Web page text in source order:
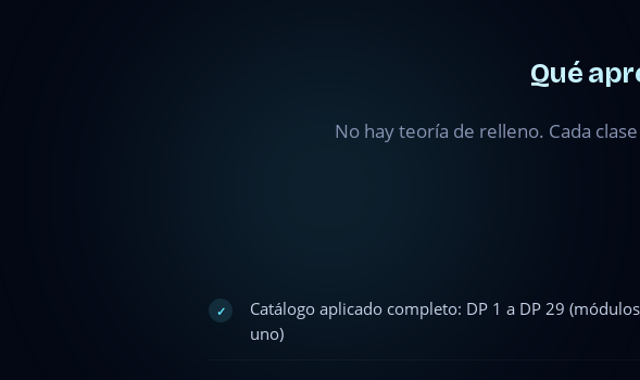
Qué
No hay teoría de relleno. Cada
✓
Catálogo aplicado completo: DP 1 a DP 29
uno)